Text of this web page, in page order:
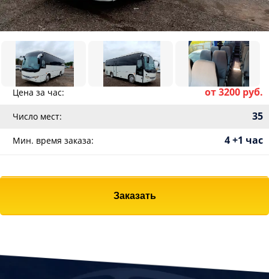
Цена за час: от 3200 руб.
Число мест: 35
Мин. время заказа: 4 +1 час
Заказать